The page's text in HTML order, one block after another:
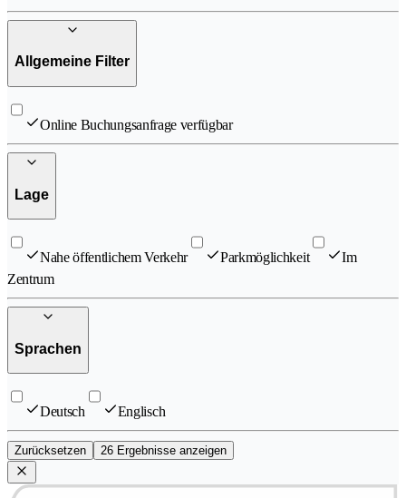
Allgemeine Filter
Online Buchungsanfrage verfügbar
Lage
Nahe öffentlichem Verkehr Parkmöglichkeit
Im
Zentrum
Sprachen
Deutsch Englisch
Zurücksetzen 26 Ergebnisse anzeigen